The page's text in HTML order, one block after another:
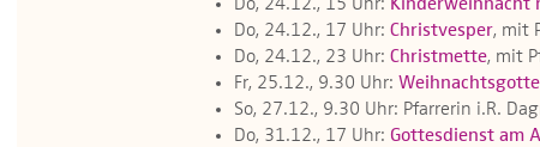
Do, 24.12., 15 Uhr: Kinderweihnacht
Do, 24.12., 17 Uhr: Christvesper, mit
Do, 24.12., 23 Uhr: Christmette, mit
Fr, 25.12., 9.30 Uhr:
So, 27.12., 9.30 Uhr: Pfarrerin i.R.
Do, 31.12., 17 Uhr: Gottesdienst am